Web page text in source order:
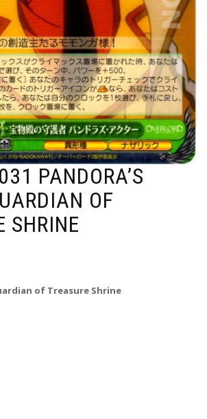
PANDORA’S
OF
SHRINE
of Treasure Shrine